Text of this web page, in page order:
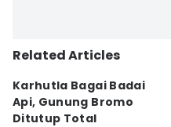
Related Articles
Karhutla Bagai Badai
Api, Gunung Bromo
Ditutup Total